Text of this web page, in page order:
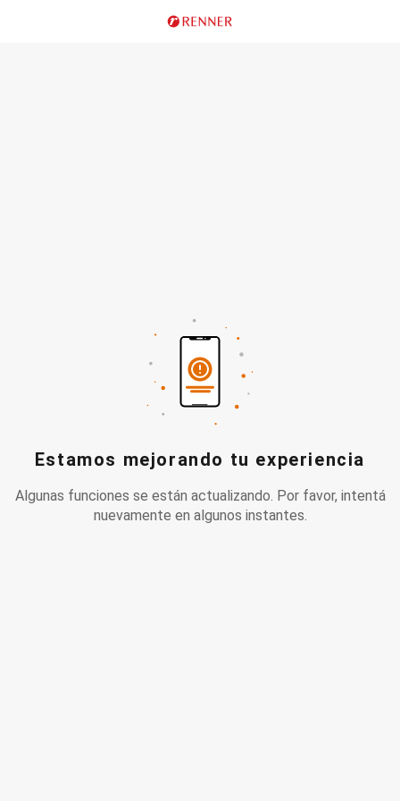
Estamos mejorando tu experiencia
Algunas funciones se están actualizando. Por favor, intentá
nuevamente en algunos instantes.